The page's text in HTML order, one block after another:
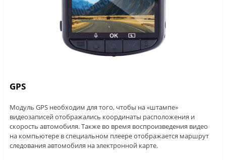
GPS
Модуль GPS необходим для того, чтобы на «штампе»
видеозаписей отображались координаты расположения и
скорость автомобиля. Также во время воспроизведения видео
на компьютере в специальном плеере отображается маршрут
следования автомобиля на электронной карте.